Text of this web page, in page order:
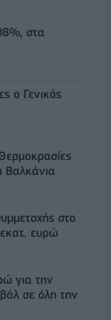
στα
ο Γενικός
Βαλκάνια
στο
ευρώ
για την
σε όλη την